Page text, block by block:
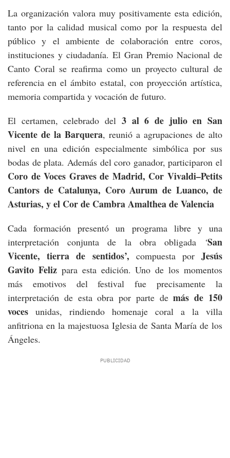
La organización valora muy positivamente esta edición,
tanto por la calidad musical como por la respuesta del
público y el ambiente de colaboración entre coros,
instituciones y ciudadanía. El Gran Premio Nacional de
Canto Coral se reafirma como un proyecto cultural de
referencia en el ámbito estatal, con proyección artística,
memoria compartida y vocación de futuro.
El certamen, celebrado del 3 al 6 de julio en San
Vicente de la Barquera, reunió a agrupaciones de alto
nivel en una edición especialmente simbólica por sus
bodas de plata. Además del coro ganador, participaron el
Coro de Voces Graves de Madrid, Cor Vivaldi–Petits
Cantors de Catalunya, Coro Aurum de Luanco, de
Asturias, y el Cor de Cambra Amalthea de Valencia
Cada formación presentó un programa libre y una
interpretación conjunta de la obra obligada
‘San
Vicente, tierra de sentidos’, compuesta por Jesús
Gavito Felizpara esta edición. Uno de los momentos
más emotivos del festival fue precisamente la
interpretación de esta obra por parte demás de 150
voces unidas, rindiendo homenaje coral a la villa
anfitriona en la majestuosa Iglesia de Santa María de los
Ángeles.